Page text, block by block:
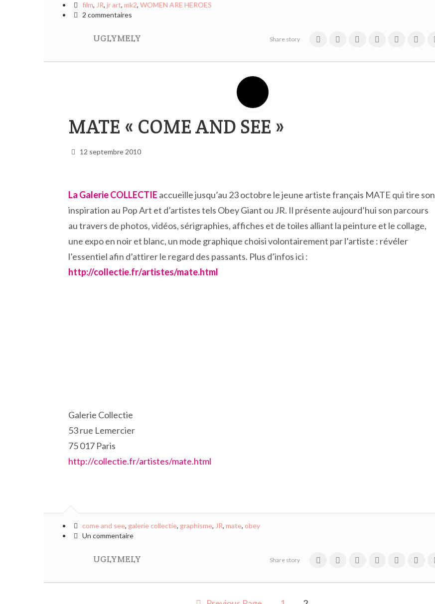
film, JR, jr art, mk2, WOMEN ARE HEROES
2 commentaires
UGLYMELY Share story
MATE « COME AND SEE »
12 septembre 2010
La Galerie COLLECTIE accueille jusqu’au 23 octobre le jeune artiste français MATE qui tire son
inspiration au Pop Art et d’artistes tels Obey Giant ou JR. Il présente aujourd’hui son parcours
au travers de photos, vidéos, sérigraphies, affiches et de toiles alliant la peinture et le collage,
une expo en noir et blanc, un mode graphique choisi volontairement par l’artiste : révéler
l’essentiel afin d’attirer le regard des passants. Plus d’infos ici :
http://collectie.fr/artistes/mate.html
Galerie Collectie
53 rue Lemercier
75 017 Paris
http://collectie.fr/artistes/mate.html
come and see, galerie collectie, graphisme, JR, mate, obey
Un commentaire
UGLYMELY Share story